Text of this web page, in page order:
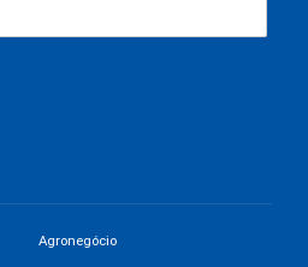
Agronegócio